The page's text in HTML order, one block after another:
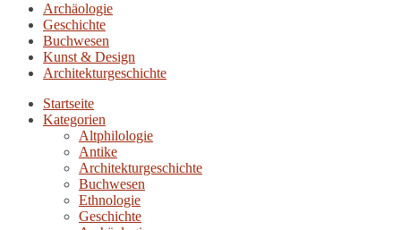
Archäologie
Geschichte
Buchwesen
Kunst & Design
Architekturgeschichte
Startseite
Kategorien
Altphilologie
Antike
Architekturgeschichte
Buchwesen
Ethnologie
Geschichte